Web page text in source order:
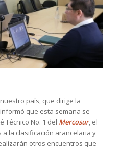
país, que dirige la
que esta semana se
Técnico No. 1 del Mercosur, el
la clasificación arancelaria y
otros encuentros que